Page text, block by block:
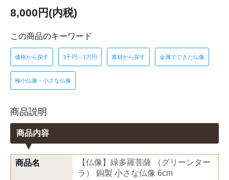
8,000円(内税)
この商品のキーワード
価格から探す 3千円～1万円 素材から探す 金属でできた仏像
極小仏像・小さな仏像
商品説明
商品内容
商品名
【仏像】緑多羅菩薩 （グリーンター
ラ） 銅製 小さな仏像 6cm